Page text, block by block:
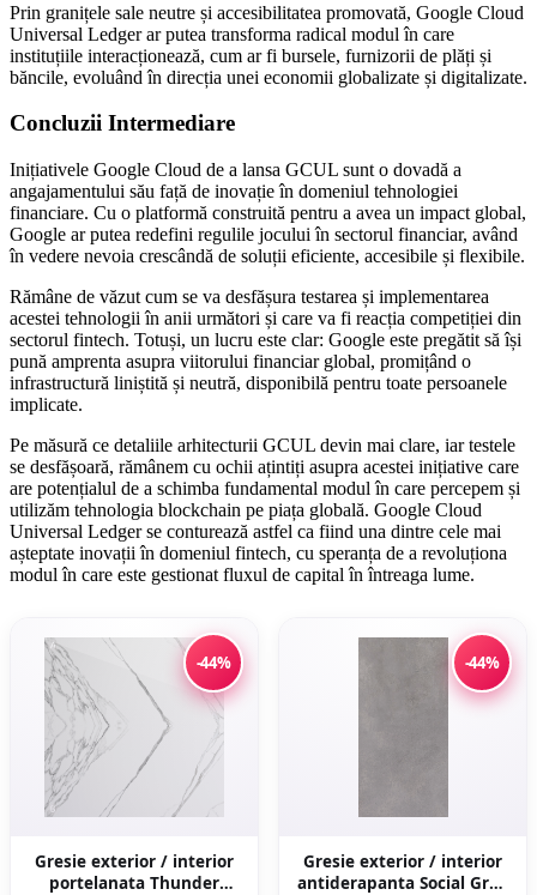
Prin granițele sale neutre și accesibilitatea promovată, Google Cloud
Universal Ledger ar putea transforma radical modul în care
instituțiile interacționează, cum ar fi bursele, furnizorii de plăți și
băncile, evoluând în direcția unei economii globalizate și digitalizate.
Concluzii Intermediare
Inițiativele Google Cloud de a lansa GCUL sunt o dovadă a
angajamentului său față de inovație în domeniul tehnologiei
financiare. Cu o platformă construită pentru a avea un impact global,
Google ar putea redefini regulile jocului în sectorul financiar, având
în vedere nevoia crescândă de soluții eficiente, accesibile și flexibile.
Rămâne de văzut cum se va desfășura testarea și implementarea
acestei tehnologii în anii următori și care va fi reacția competiției din
sectorul fintech. Totuși, un lucru este clar: Google este pregătit să își
pună amprenta asupra viitorului financiar global, promițând o
infrastructură liniștită și neutră, disponibilă pentru toate persoanele
implicate.
Pe măsură ce detaliile arhitecturii GCUL devin mai clare, iar testele
se desfășoară, rămânem cu ochii ațintiți asupra acestei inițiative care
are potențialul de a schimba fundamental modul în care percepem și
utilizăm tehnologia blockchain pe piața globală. Google Cloud
Universal Ledger se conturează astfel ca fiind una dintre cele mai
așteptate inovații în domeniul fintech, cu speranța de a revoluționa
modul în care este gestionat fluxul de capital în întreaga lume.
-44%
Gresie exterior / interior
portelanata Thunder
-44%
Gresie exterior / interior
antiderapanta Social Grey